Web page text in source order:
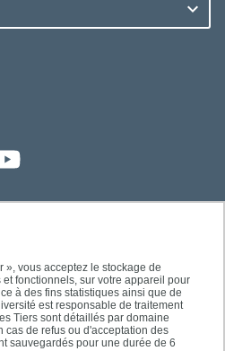
», vous acceptez le stockage de
fonctionnels, sur votre appareil pour
à des fins statistiques ainsi que de
est responsable de traitement
Tiers sont détaillés par domaine
cas de refus ou d'acceptation des
sauvegardés pour une durée de 6